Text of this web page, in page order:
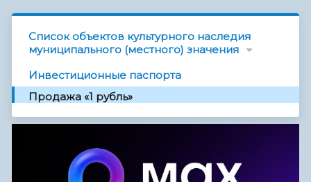
Список объектов культурного наследия
муниципального (местного) значения
Инвестиционные паспорта
Продажа «1 рубль»